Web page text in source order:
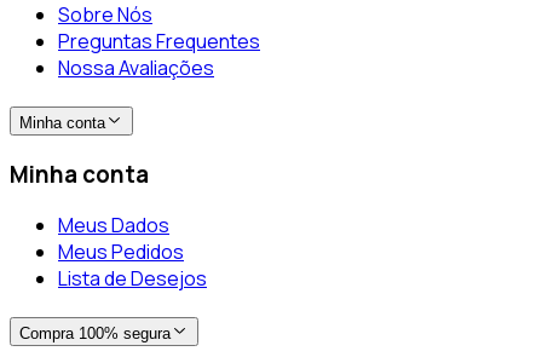
Sobre Nós
Preguntas Frequentes
Nossa Avaliações
Minha conta
Minha conta
Meus Dados
Meus Pedidos
Lista de Desejos
Compra 100% segura